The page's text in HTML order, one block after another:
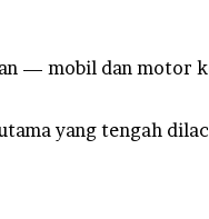
— mobil dan motor
yang tengah